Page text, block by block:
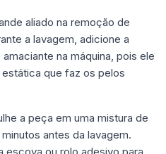
aliado na remoção de
a lavagem, adicione a
na máquina, pois ele
que faz os pelos
a peça em uma mistura de
antes da lavagem.